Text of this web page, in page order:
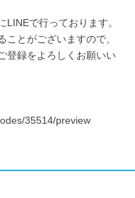
LINEで行っております。
とがございますので、
登録をよろしくお願いい
35514/preview